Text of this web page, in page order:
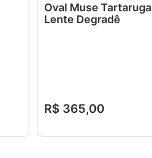
Oval Muse Tartaruga
Lente Degradê
R$ 365,00